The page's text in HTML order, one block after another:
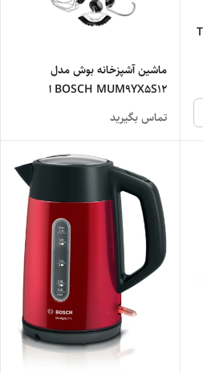
ماشین آشپزخانه بوش مدل
BOSCH MUM9YX5S12 ا
BOSCH Kitchen Machine
MUM9YX5S12
تماس بگیرید